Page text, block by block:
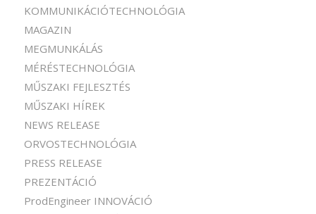
KOMMUNIKÁCIÓTECHNOLÓGIA
MAGAZIN
MEGMUNKÁLÁS
MÉRÉSTECHNOLÓGIA
MŰSZAKI FEJLESZTÉS
MŰSZAKI HÍREK
NEWS RELEASE
ORVOSTECHNOLÓGIA
PRESS RELEASE
PREZENTÁCIÓ
ProdEngineer INNOVÁCIÓ